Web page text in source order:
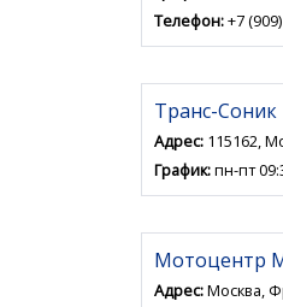
Телефон:+7
Транс-Соник
Адрес: 115162,
График:пн-пт
Мотоцентр
Адрес:Москва,